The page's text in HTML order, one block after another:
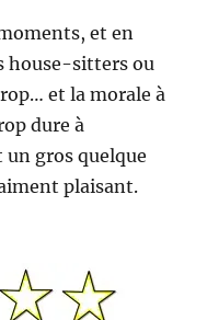
et en
house-sitters ou
et la morale à
dure à
gros quelque
plaisant.